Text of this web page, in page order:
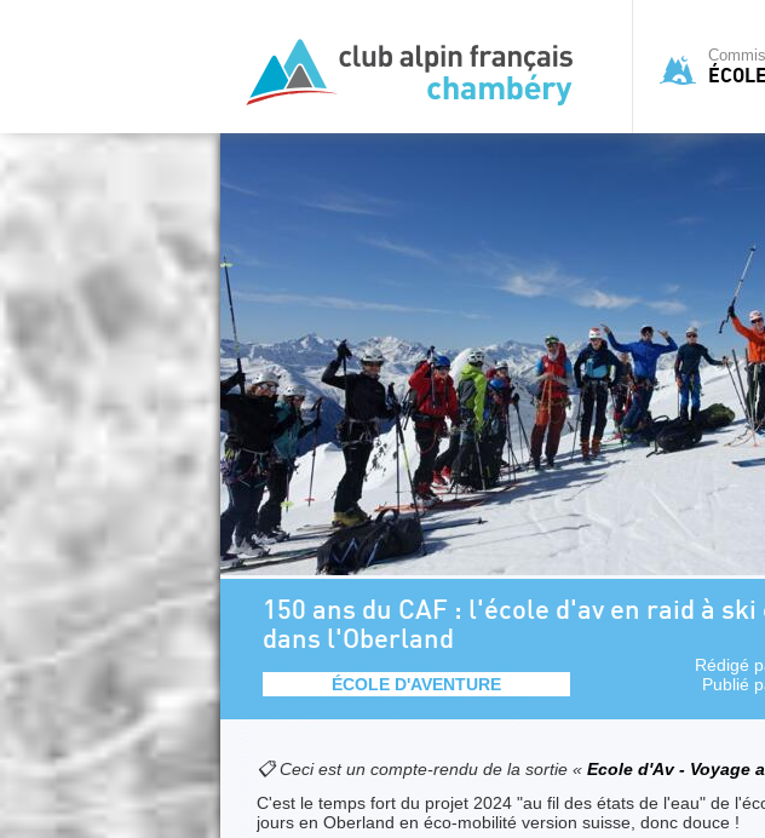
150 ans du CAF : l'école d'av en raid à
dans l'Oberland
ÉCOLE D'AVENTURE
Rédigé
Publié
📋 Ceci est un compte-rendu de la sortie « Ecole d'Av - Voyage
C'est le temps fort du projet 2024 "au fil des états de l'eau" de
jours en Oberland en éco-mobilité version suisse, donc douce !